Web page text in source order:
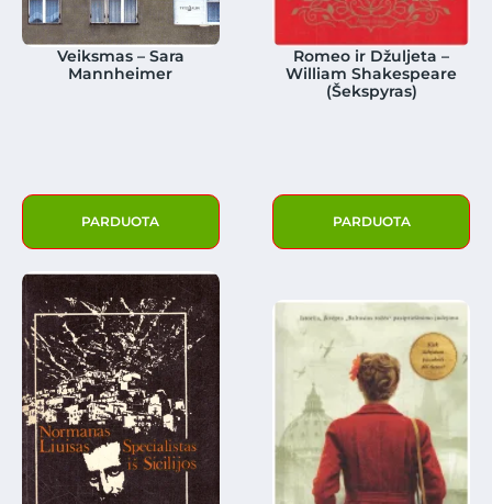
Veiksmas – Sara
Mannheimer
PARDUOTA
Romeo ir Džuljeta –
William Shakespeare
(Šekspyras)
PARDUOTA